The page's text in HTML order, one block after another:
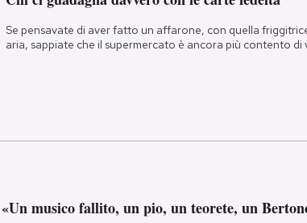
Se pensavate di aver fatto un affarone, con quella
aria, sappiate che il supermercato è ancora più contento di
«Un musico fallito, un pio, un teorete, un